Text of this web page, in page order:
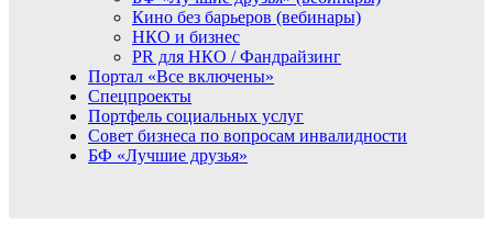
Кино без барьеров (вебинары)
НКО и бизнес
PR для НКО / Фандрайзинг
Портал «Все включены»
Спецпроекты
Портфель социальных услуг
Совет бизнеса по вопросам инвалидности
БФ «Лучшие друзья»